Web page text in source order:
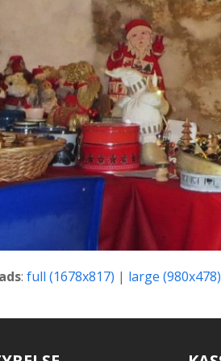
: full (1678x817) | large (980x478)